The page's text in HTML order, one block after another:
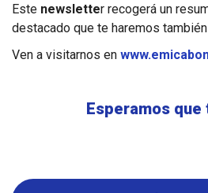
Este newsletter recogerá un
destacado que te haremos
Ven a visitarnos en
Esperamos